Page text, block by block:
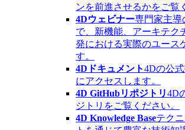
ンを前進させるかをご覧
4Dウェビナー専門家主導
で、新機能、アーキテク
発における実際のユース
す。
4Dドキュメント4Dの公
にアクセスします。
4D GitHubリポジトリ4D
ジトリをご覧ください。
4D Knowledge Baseテク